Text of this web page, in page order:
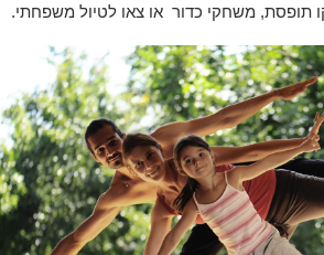
תופסת, משחקי כדור או צאו לטיול משפחתי.